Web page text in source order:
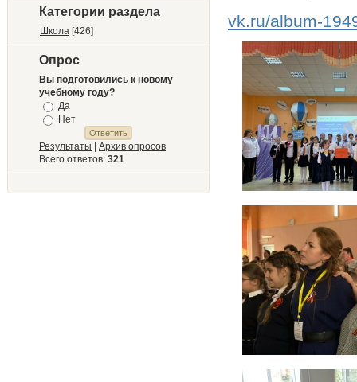
Категории раздела
Школа [426]
Опрос
Вы подготовились к новому
учебному году?
Да
Нет
Результаты | Архив опросов
Всего ответов: 321
vk.ru/album-